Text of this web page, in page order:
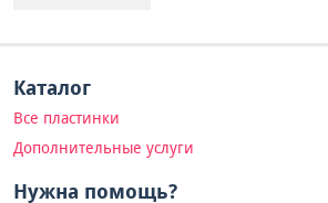
Каталог
Все пластинки
Дополнительные услуги
Нужна помощь?